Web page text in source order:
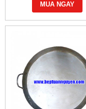
MUA NGAY